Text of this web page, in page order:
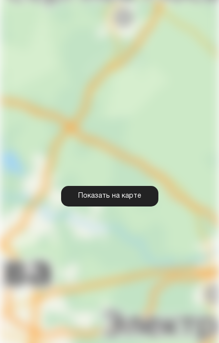
Показать на карте